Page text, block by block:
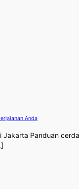
Anda
Jakarta Panduan